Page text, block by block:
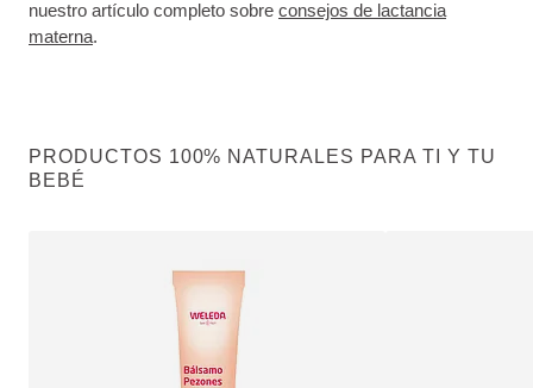
nuestro artículo completo sobre consejos de lactancia
materna.
PRODUCTOS 100% NATURALES PARA TI Y TU
BEBÉ